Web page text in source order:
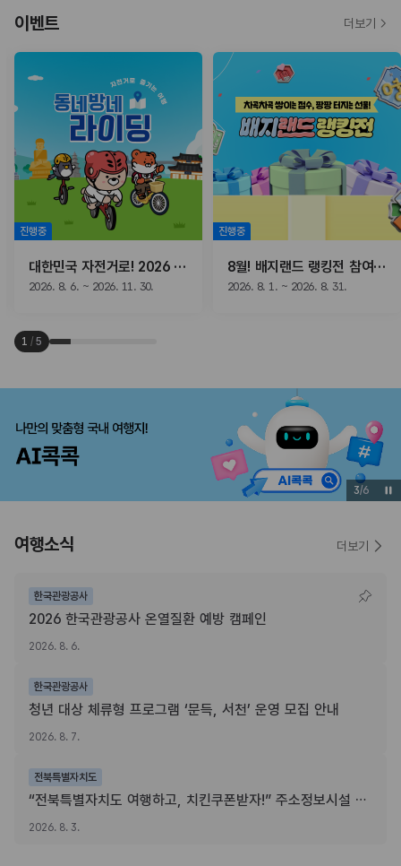
이벤트
진행중
대한민국 자전거로! 2026 동네방네 라이딩
2026. 8. 6. ~ 2026. 11. 30.
진행중
8월! 배지랜드 랭킹전 참여하고, 선물받자!
2026. 8. 1. ~ 2026. 8. 31.
1 / 5
더보기
3/6
여행소식
한국관광공사
2026 한국관광공사 온열질환 예방 캠페인
2026. 8. 6.
한국관광공사
청년 대상 체류형 프로그램 ‘문득, 서천’ 운영 모집 안내
2026. 8. 7.
전북특별자치도
“전북특별자치도 여행하고, 치킨쿠폰받자!” 주소정보시설 SNS 인증이벤트
2026. 8. 3.
더보기